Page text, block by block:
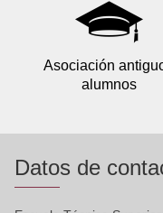
Asociación
alumnos
Datos de